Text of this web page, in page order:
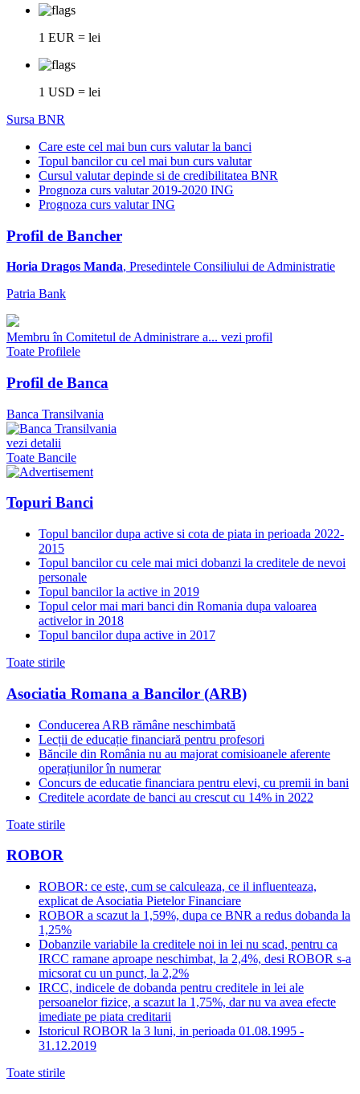
1 EUR = lei
1 USD = lei
Sursa BNR
Care este cel mai bun curs valutar la banci
Topul bancilor cu cel mai bun curs valutar
Cursul valutar depinde si de credibilitatea BNR
Prognoza curs valutar 2019-2020 ING
Prognoza curs valutar ING
Profil de Bancher
Horia Dragos Manda, Presedintele Consiliului de Administratie
Patria Bank
Membru în Comitetul de Administrare a... vezi profil
Toate Profilele
Profil de Banca
Banca Transilvania
vezi detalii
Toate Bancile
Topuri Banci
Topul bancilor dupa active si cota de piata in perioada 2022-
2015
Topul bancilor cu cele mai mici dobanzi la creditele de nevoi
personale
Topul bancilor la active in 2019
Topul celor mai mari banci din Romania dupa valoarea
activelor in 2018
Topul bancilor dupa active in 2017
Toate stirile
Asociatia Romana a Bancilor (ARB)
Conducerea ARB rămâne neschimbată
Lecții de educație financiară pentru profesori
Băncile din România nu au majorat comisioanele aferente
operațiunilor în numerar
Concurs de educatie financiara pentru elevi, cu premii in bani
Creditele acordate de banci au crescut cu 14% in 2022
Toate stirile
ROBOR
ROBOR: ce este, cum se calculeaza, ce il influenteaza,
explicat de Asociatia Pietelor Financiare
ROBOR a scazut la 1,59%, dupa ce BNR a redus dobanda la
1,25%
Dobanzile variabile la creditele noi in lei nu scad, pentru ca
IRCC ramane aproape neschimbat, la 2,4%, desi ROBOR s-a
micsorat cu un punct, la 2,2%
IRCC, indicele de dobanda pentru creditele in lei ale
persoanelor fizice, a scazut la 1,75%, dar nu va avea efecte
imediate pe piata creditarii
Istoricul ROBOR la 3 luni, in perioada 01.08.1995 -
31.12.2019
Toate stirile